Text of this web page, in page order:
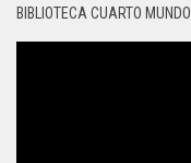
BIBLIOTECA CUARTO MUNDO